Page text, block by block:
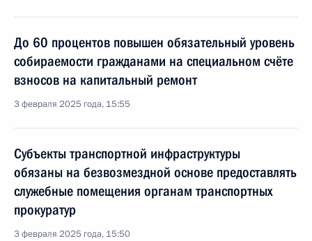
До 60 процентов повышен обязательный уровень
собираемости гражданами на специальном счёте
взносов на капитальный ремонт
3 февраля 2025 года, 15:55
Субъекты транспортной инфраструктуры
обязаны на безвозмездной основе предоставлять
служебные помещения органам транспортных
прокуратур
3 февраля 2025 года, 15:50